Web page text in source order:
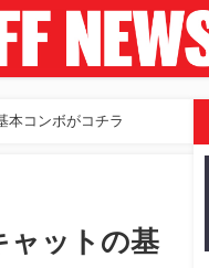
本コンボがコチラ
ャットの基